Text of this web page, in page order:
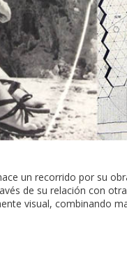
un recorrido por su
de su relación con
visual, combinando